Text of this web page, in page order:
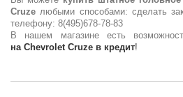
Cruze любыми способами: сделать
телефону: 8(495)678-78-83
В нашем магазине есть
на Chevrolet Cruze в кредит!